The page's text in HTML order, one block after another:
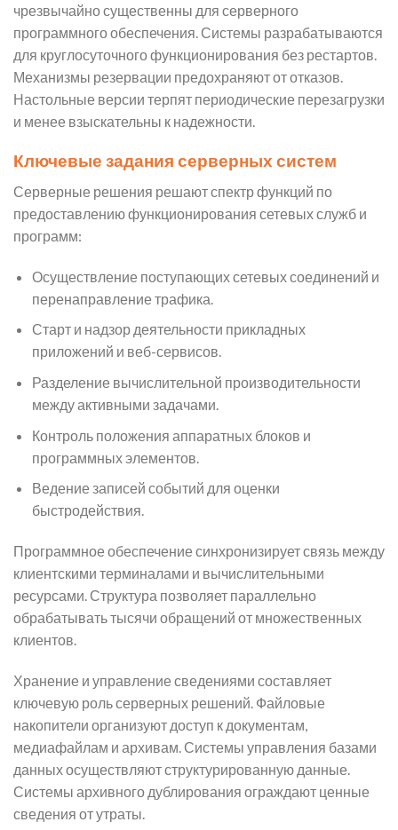
чрезвычайно существенны для серверного
программного обеспечения. Системы разрабатываются
для круглосуточного функционирования без рестартов.
Механизмы резервации предохраняют от отказов.
Настольные версии терпят периодические перезагрузки
и менее взыскательны к надежности.
Ключевые задания серверных систем
Серверные решения решают спектр функций по
предоставлению функционирования сетевых служб и
программ:
Осуществление поступающих сетевых соединений и
перенаправление трафика.
Старт и надзор деятельности прикладных
приложений и веб-сервисов.
Разделение вычислительной производительности
между активными задачами.
Контроль положения аппаратных блоков и
программных элементов.
Ведение записей событий для оценки
быстродействия.
Программное обеспечение синхронизирует связь между
клиентскими терминалами и вычислительными
ресурсами. Структура позволяет параллельно
обрабатывать тысячи обращений от множественных
клиентов.
Хранение и управление сведениями составляет
ключевую роль серверных решений. Файловые
накопители организуют доступ к документам,
медиафайлам и архивам. Системы управления базами
данных осуществляют структурированную данные.
Системы архивного дублирования ограждают ценные
сведения от утраты.